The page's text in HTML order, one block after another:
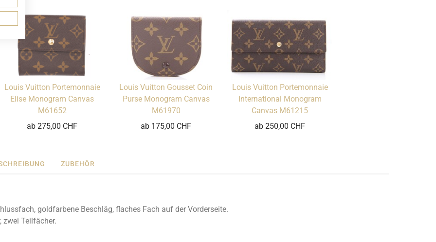
Louis Vuitton Portemonnaie
Elise Monogram Canvas
M61652
ab 275,00 CHF
Louis Vuitton Gousset Coin
Purse Monogram Canvas
M61970
ab 175,00 CHF
Louis Vuitton Portemonnaie
International Monogram
Canvas M61215
ab 250,00 CHF
ZUBEHÖR
goldfarbene Beschläg, flaches Fach auf der Vorderseite.
zwei Teilfächer.